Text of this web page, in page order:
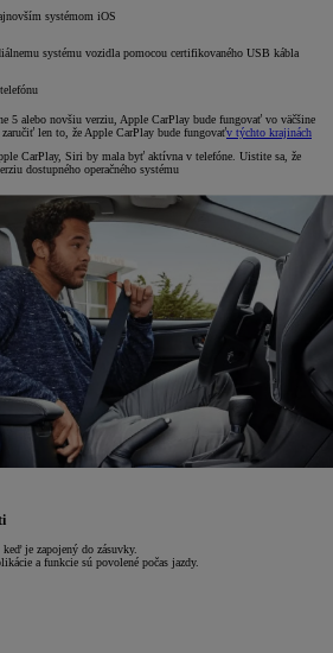
systémom iOS
systému vozidla pomocou certifikovaného USB kábla
5 alebo novšiu verziu, Apple CarPlay bude fungovať vo väčšine
len to, že Apple CarPlay bude fungovaťv týchto krajinách
CarPlay, Siri by mala byť aktívna v telefóne. Uistite sa, že
dostupného operačného systému
je zapojený do zásuvky.
a funkcie sú povolené počas jazdy.